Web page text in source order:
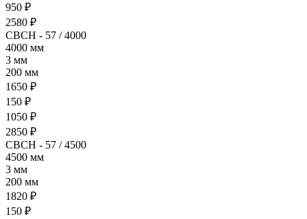
950 ₽
2580 ₽
СВСН - 57 / 4000
4000 мм
3 мм
200 мм
1650 ₽
150 ₽
1050 ₽
2850 ₽
СВСН - 57 / 4500
4500 мм
3 мм
200 мм
1820 ₽
150 ₽